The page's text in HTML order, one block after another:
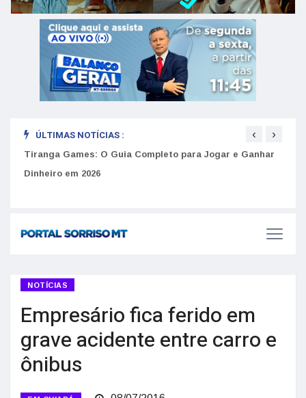
ÚLTIMAS NOTÍCIAS :
Tiranga Games: O Guia Completo para Jogar e Ganhar
Dinheiro em 2026
‹ ›
NOTÍCIAS
Empresário fica ferido em
grave acidente entre carro e
ônibus